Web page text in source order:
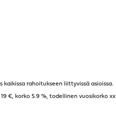
rahoitukseen liittyvissä asioissa.
€, korko 5.9 %, todellinen vuosikorko xx